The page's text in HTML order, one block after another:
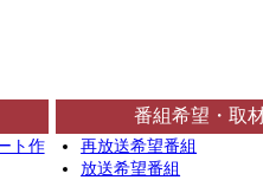
ト作
番組希望・取
再放送希望番組
放送希望番組